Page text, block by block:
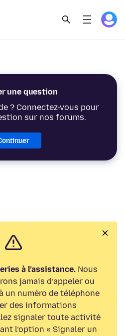
une question
? Connectez-vous pour
sur nos forums.
à l’assistance. Nous
jamais d’appeler ou
un numéro de téléphone
des informations
signaler toute activité
l’option « Signaler un